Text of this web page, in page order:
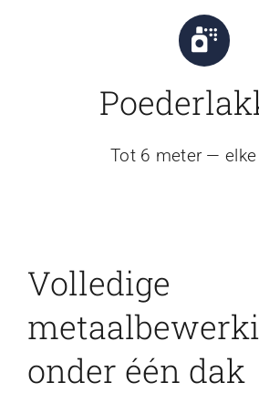
Tot 6 meter — elke
Volledige
onder één dak